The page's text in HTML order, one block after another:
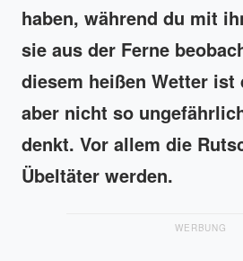
haben, während du mit
sie aus der Ferne
diesem heißen Wetter ist
aber nicht so
denkt. Vor allem die
Übeltäter werden.
WERBUNG